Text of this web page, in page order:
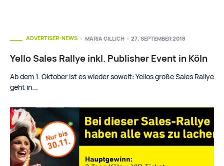
ADVERTISER-NEWS
Yello Sales Rallye inkl. Publisher Event in Köln
MARIA GILLICH - 27. SEPTEMBER 2018
Ab dem 1. Oktober ist es wieder soweit: Yellos große Sales Rallye
geht in...